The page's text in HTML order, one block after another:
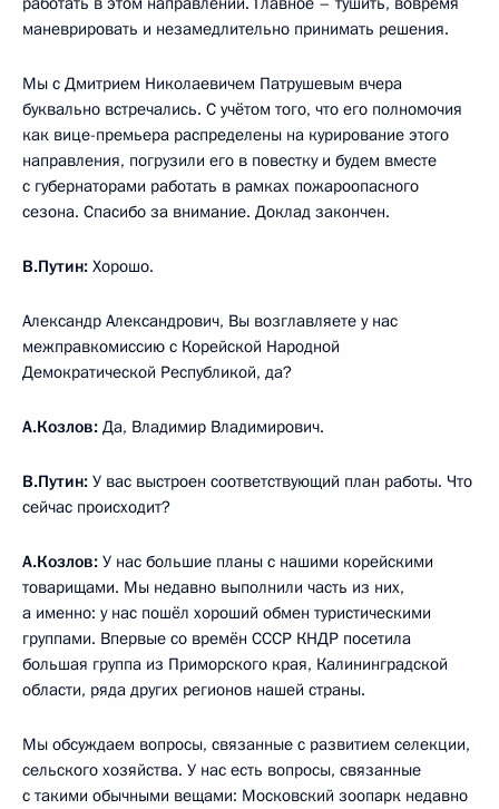
маневрировать и незамедлительно принимать решения.
Мы с Дмитрием Николаевичем Патрушевым вчера
буквально встречались. С учётом того, что его полномочия
как вице-премьера распределены на курирование этого
направления, погрузили его в повестку и будем вместе
с губернаторами работать в рамках пожароопасного
сезона. Спасибо за внимание. Доклад закончен.
В.Путин: Хорошо.
Александр Александрович, Вы возглавляете у нас
межправкомиссию с Корейской Народной
Демократической Республикой, да?
А.Козлов: Да, Владимир Владимирович.
В.Путин: У вас выстроен соответствующий план работы. Что
сейчас происходит?
А.Козлов: У нас большие планы с нашими корейскими
товарищами. Мы недавно выполнили часть из них,
а именно: у нас пошёл хороший обмен туристическими
группами. Впервые со времён СССР КНДР посетила
большая группа из Приморского края, Калининградской
области, ряда других регионов нашей страны.
Мы обсуждаем вопросы, связанные с развитием селекции,
сельского хозяйства. У нас есть вопросы, связанные
с такими обычными вещами: Московский зоопарк недавно